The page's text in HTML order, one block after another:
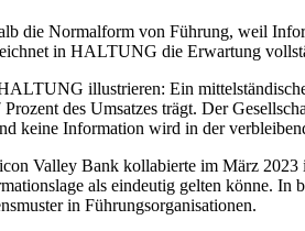
die Normalform von Führung, weil
in HALTUNG die Erwartung
illustrieren: Ein
des Umsatzes trägt. Der
keine Information wird in der
Valley Bank kollabierte im März
als eindeutig gelten könne.
in Führungsorganisationen.